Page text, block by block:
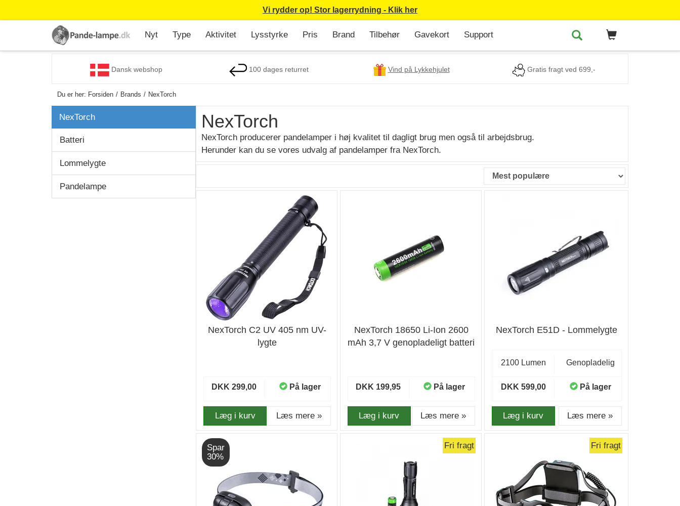
Vi rydder op! Stor lagerrydning - Klik her
Nyt Type Aktivitet Lysstyrke Pris Brand Tilbehør Gavekort Support
Dansk webshop 100 dages returret Vind på Lykkehjulet Gratis fragt ved 699,-
Du er her: Forsiden Brands NexTorch
NexTorch
Batteri
Lommelygte
Pandelampe
NexTorch
NexTorch producerer pandelamper i høj kvalitet til dagligt brug men også til arbejdsbrug.
Herunder kan du se vores udvalg af pandelamper fra NexTorch.
NexTorch C2 UV 405 nm UV-
lygte
DKK 299,00 På lager
Læg i kurv Læs mere »
NexTorch 18650 Li-Ion 2600
mAh 3,7 V genopladeligt batteri
DKK 199,95 På lager
Læg i kurv Læs mere »
NexTorch E51D - Lommelygte
2100 Lumen Genopladelig
DKK 599,00 På lager
Læg i kurv Læs mere »
Spar
30%
Fri fragt Fri fragt